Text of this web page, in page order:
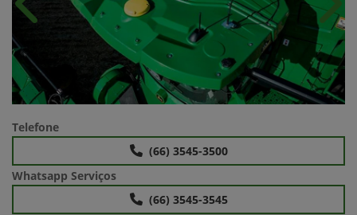
Anterior
Telefone
(66) 3545-3500
Whatsapp Serviços
(66) 3545-3545